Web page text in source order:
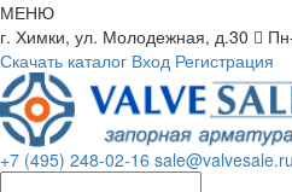
МЕНЮ
г. Химки, ул. Молодежная, д.30
Скачать каталог Вход Регистрация
+7 (495) 248-02-16 sale@valvesale.ru